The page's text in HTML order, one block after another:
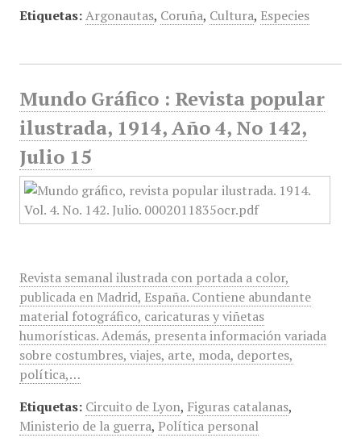
Etiquetas: Argonautas, Coruña, Cultura, Especies
Mundo Gráfico : Revista popular
ilustrada, 1914, Año 4, No 142,
Julio 15
Revista semanal ilustrada con portada a color,
publicada en Madrid, España. Contiene abundante
material fotográfico, caricaturas y viñetas
humorísticas. Además, presenta información variada
sobre costumbres, viajes, arte, moda, deportes,
política,…
Etiquetas: Circuito de Lyon, Figuras catalanas,
Ministerio de la guerra, Política personal